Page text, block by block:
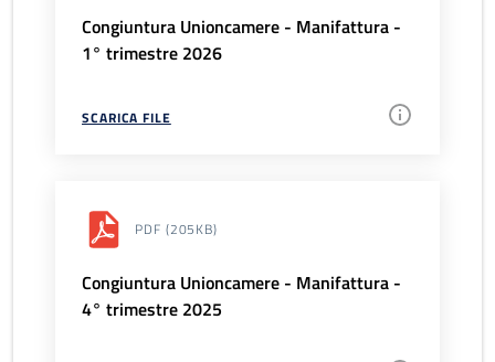
Congiuntura Unioncamere - Manifattura -
1° trimestre 2026
SCARICA FILE
PDF (205KB)
Congiuntura Unioncamere - Manifattura -
4° trimestre 2025